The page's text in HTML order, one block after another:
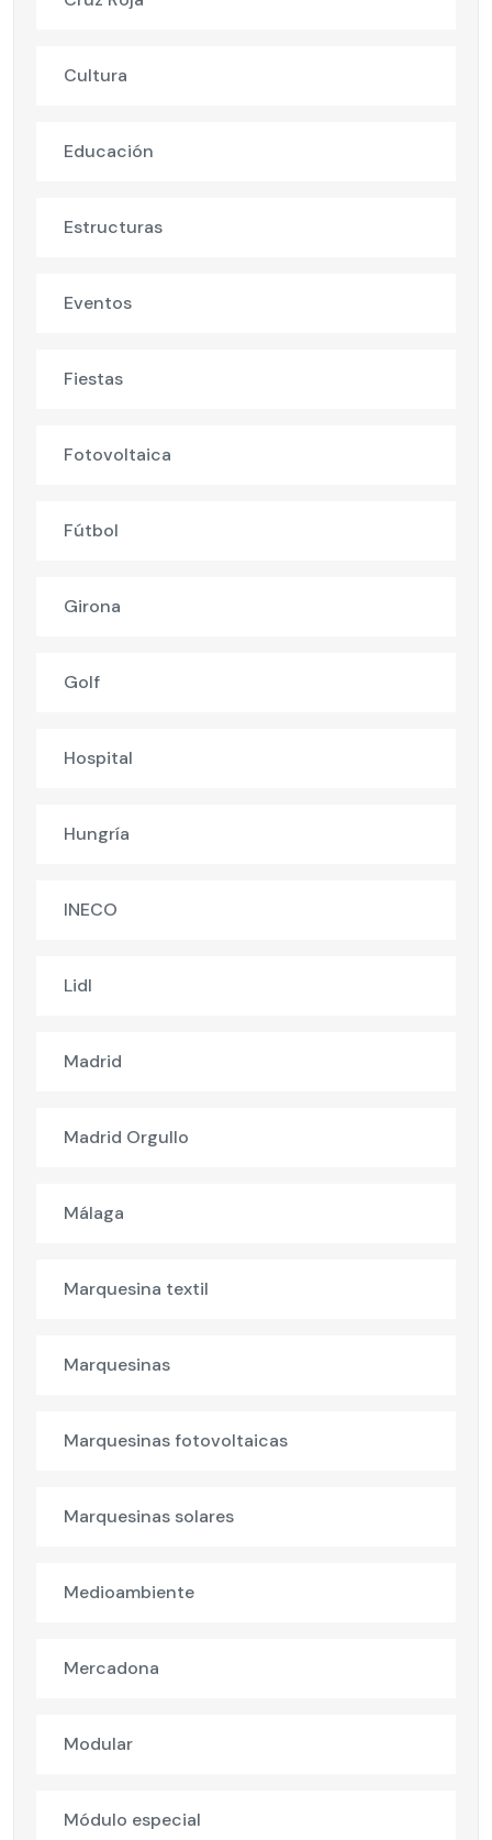
Cultura
Educación
Estructuras
Eventos
Fiestas
Fotovoltaica
Fútbol
Girona
Golf
Hospital
Hungría
INECO
Lidl
Madrid
Madrid Orgullo
Málaga
Marquesina textil
Marquesinas
Marquesinas fotovoltaicas
Marquesinas solares
Medioambiente
Mercadona
Modular
Módulo especial